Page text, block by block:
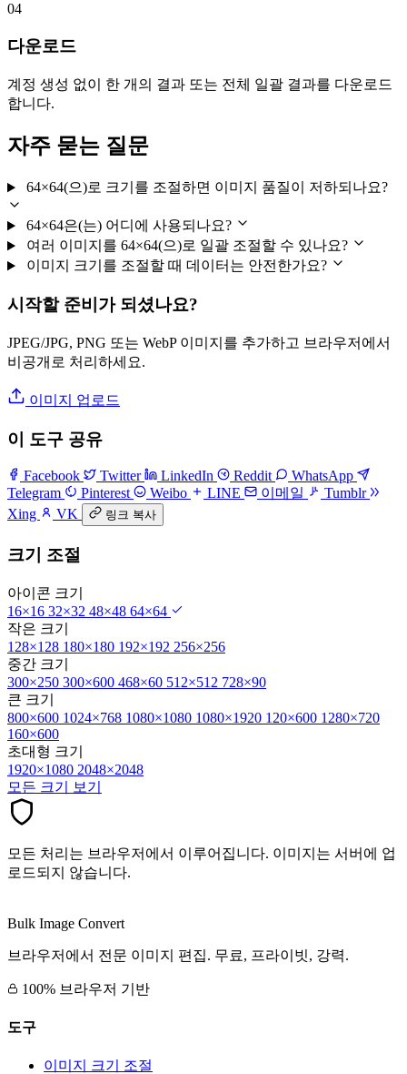
04
다운로드
계정 생성 없이 한 개의 결과 또는 전체 일괄 결과를 다운로드
합니다.
자주 묻는 질문
64×64(으)로 크기를 조절하면 이미지 품질이 저하되나요?
64×64은(는) 어디에 사용되나요?
여러 이미지를 64×64(으)로 일괄 조절할 수 있나요?
이미지 크기를 조절할 때 데이터는 안전한가요?
시작할 준비가 되셨나요?
JPEG/JPG, PNG 또는 WebP 이미지를 추가하고 브라우저에서
비공개로 처리하세요.
이미지 업로드
이 도구 공유
Facebook Twitter LinkedIn Reddit
WhatsApp
Telegram
Pinterest Weibo LINE 이메일
Tumblr
Xing
VK 링크 복사
크기 조절
아이콘 크기
16×16 32×32 48×48 64×64
작은 크기
128×128 180×180 192×192 256×256
중간 크기
300×250 300×600 468×60 512×512 728×90
큰 크기
800×600 1024×768 1080×1080 1080×1920 120×600 1280×720
160×600
초대형 크기
1920×1080 2048×2048
모든 크기 보기
모든 처리는 브라우저에서 이루어집니다. 이미지는 서버에 업
로드되지 않습니다.
Bulk Image Convert
브라우저에서 전문 이미지 편집. 무료, 프라이빗, 강력.
100% 브라우저 기반
도구
이미지 크기 조절